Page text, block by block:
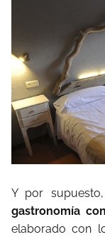
Y por
gastronomía
elaborado con